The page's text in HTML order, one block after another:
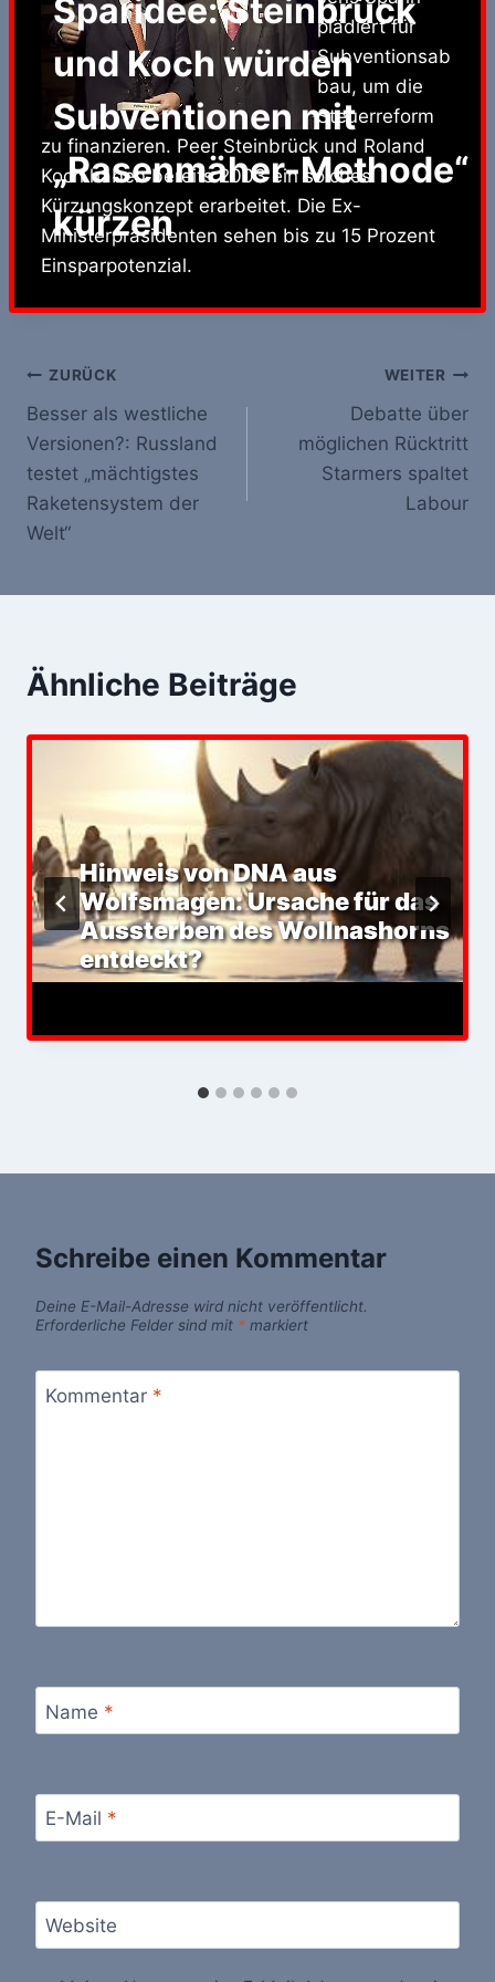
Sparidee: Steinbrück
und Koch würden
Subventionen mit
„Rasenmäher-Methode“
kürzen
plädiert für
Subventionsab
bau, um die
Steuerreform
zu finanzieren. Peer Steinbrück und Roland
Koch haben bereits 2003 ein solches
Kürzungskonzept erarbeitet. Die Ex-
Ministerpräsidenten sehen bis zu 15 Prozent
Einsparpotenzial.
Beitrags-
Navigation
ZURÜCK
Besser als westliche
Versionen?: Russland
testet „mächtigstes
Raketensystem der
Welt“
WEITER
Debatte über
möglichen Rücktritt
Starmers spaltet
Labour
Ähnliche Beiträge
Hinweis von DNA aus
Wolfsmagen: Ursache für das
Aussterben des Wollnashorns
entdeckt?
Schreibe einen Kommentar
Deine E-Mail-Adresse wird nicht veröffentlicht.
Erforderliche Felder sind mit * markiert
Kommentar *
Name *
E-Mail *
Website